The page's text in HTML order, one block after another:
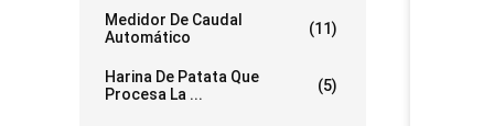
Medidor De Caudal
Automático
(11)
Harina De Patata Que
Procesa La ...
(5)